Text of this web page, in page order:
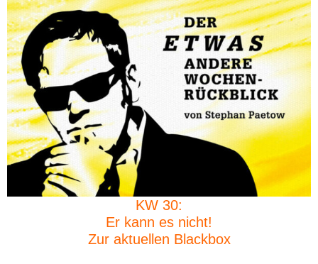
KW 30:
Er kann es nicht!
Zur aktuellen Blackbox